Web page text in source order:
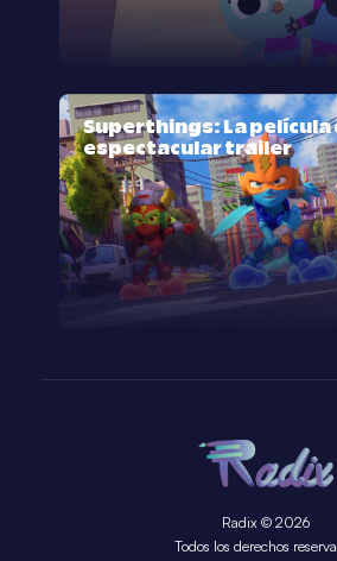
Superthings: La película
espectacular trailer
Radix © 2026
Todos los derechos